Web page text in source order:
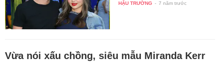
HẬU TRƯỜNG - 7 năm trước
Vừa nói xấu chồng, siêu mẫu Miranda Kerr